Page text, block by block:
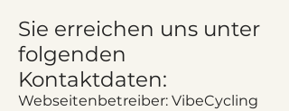
Sie erreichen uns unter
folgenden
Kontaktdaten:
Webseitenbetreiber: VibeCycling